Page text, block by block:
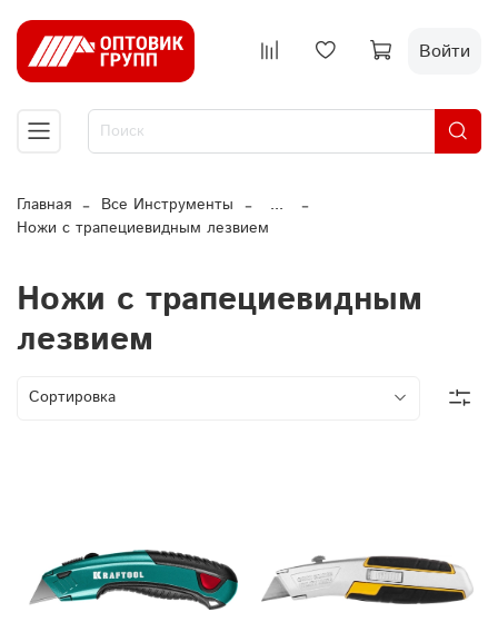
Войти
Главная Все Инструменты
...
Ножи с трапециевидным лезвием
Ножи с трапециевидным
лезвием